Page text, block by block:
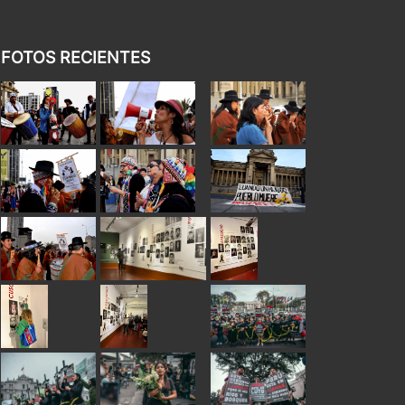
FOTOS RECIENTES